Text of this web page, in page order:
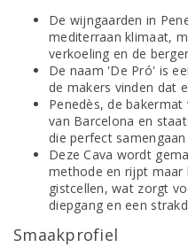
De wijngaarden in
mediterraan klimaat,
verkoeling en de
De naam 'De Pró' is
de makers vinden dat
Penedès, de
van Barcelona en
die perfect
Deze Cava wordt
methode en rijpt maar
gistcellen, wat zorgt
diepgang en een
Smaakprofiel